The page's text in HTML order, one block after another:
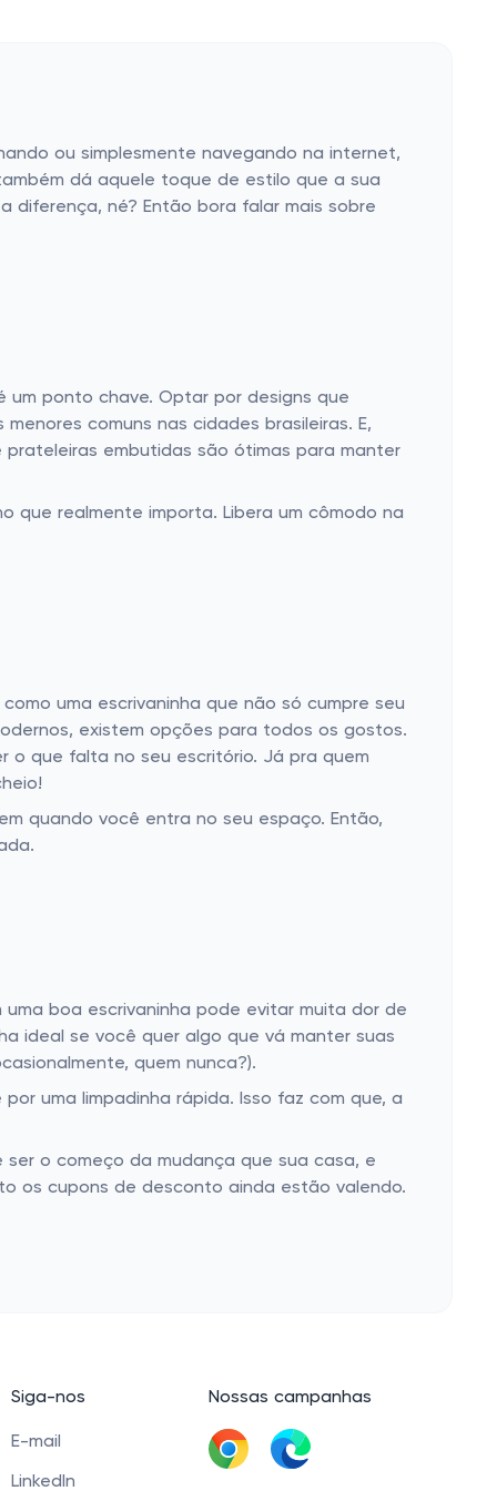
ou simplesmente navegando na internet,
dá aquele toque de estilo que a sua
diferença, né? Então bora falar mais sobre
um ponto chave. Optar por designs que
comuns nas cidades brasileiras. E,
embutidas são ótimas para manter
que realmente importa. Libera um cômodo na
uma escrivaninha que não só cumpre seu
existem opções para todos os gostos.
o que falta no seu escritório. Já pra quem
quando você entra no seu espaço. Então,
boa escrivaninha pode evitar muita dor de
ideal se você quer algo que vá manter suas
quem nunca?).
uma limpadinha rápida. Isso faz com que, a
o começo da mudança que sua casa, e
os cupons de desconto ainda estão valendo.
Siga-nos
E-mail
LinkedIn
Nossas campanhas